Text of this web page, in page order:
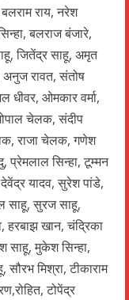
राय, नरेश
बलराज बंजारे,
जितेंद्र साहू, अमृत
अनुज रावत, संतोष
धीवर, ओमकार वर्मा,
चेलक, संदीप
राजा चेलक, गणेश
प्रेमलाल सिन्हा, टूम्मन
यादव, सुरेश पांडे,
साहू, सुरज साहू,
हरबाझ खान, चंद्रिका
साहू, मुकेश सिन्हा,
मिश्रा, टीकाराम
टोपेंद्र